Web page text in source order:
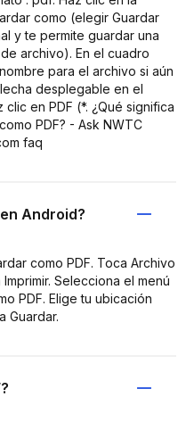
como (elegir Guardar
y te permite guardar una
archivo). En el cuadro
para el archivo si aún
desplegable en el
en PDF (*. ¿Qué significa
PDF? - Ask NWTC
faq
Android?
como PDF. Toca Archivo
Selecciona el menú
PDF. Elige tu ubicación
Guardar.